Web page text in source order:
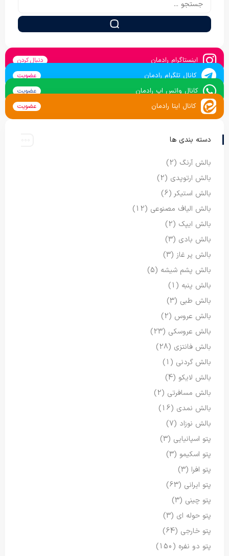
اینستاگرام رادمان دنبال کردن
کانال تلگرام رادمان عضویت
کانال واتس اپ رادمان عضویت
کانال ایتا رادمان عضویت
دسته بندی ها
بالش آرنگ (2)
بالش ارتوپدی (2)
بالش استیکر(6)
بالش الیاف مصنوعی (12)
بالش ایپک (2)
بالش بادی (3)
بالش پر غاز (3)
بالش پشم شیشه (5)
بالش پنبه (1)
بالش طبی (3)
بالش عروس (2)
بالش عروسکی (23)
بالش فانتزی (28)
بالش گردنی (1)
بالش لایکو (4)
بالش مسافرتی (2)
بالش نمدی (16)
بالش نوزاد (7)
پتو اسپانیایی (3)
پتو اسکیمو (3)
پتو افرا (3)
پتو ایرانی (63)
پتو چینی (3)
پتو حوله ای (3)
پتو خارجی (64)
پتو دو نفره (150)